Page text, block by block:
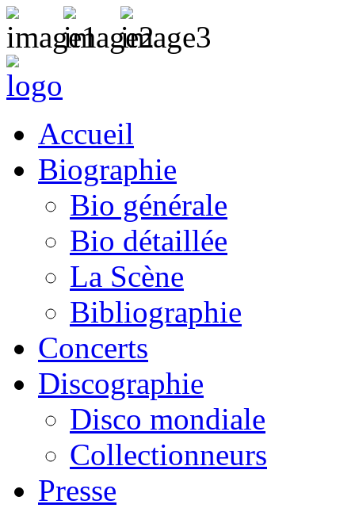
Accueil
Biographie
Bio générale
Bio détaillée
La Scène
Bibliographie
Concerts
Discographie
Disco mondiale
Collectionneurs
Presse